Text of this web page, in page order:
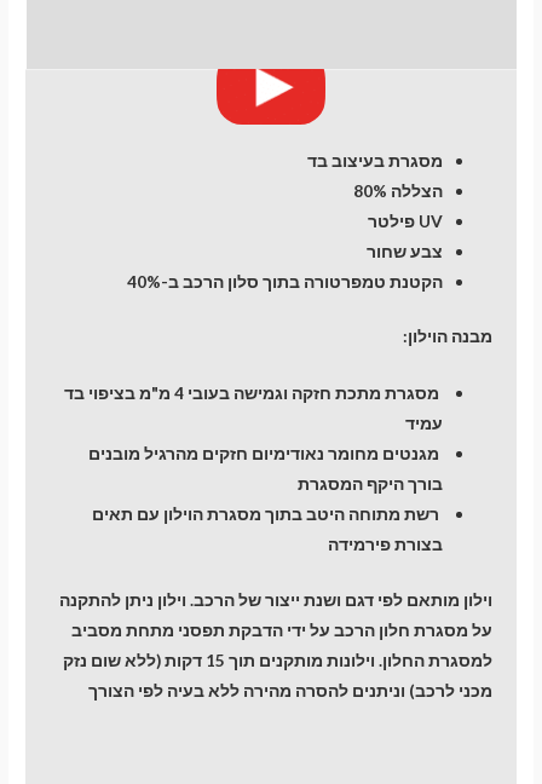
מסגרת בעיצוב בד
הצללה 80%
UV פילטר
צבע שחור
הקטנת טמפרטורה בתוך סלון הרכב ב-40%
מבנה הוילון:
מסגרת מתכת חזקה וגמישה בעובי 4 מ"מ בציפוי בד
עמיד
מגנטים מחומר נאודימיום חזקים מהרגיל מובנים
בורך היקף המסגרת
רשת מתוחה היטב בתוך מסגרת הוילון עם תאים
בצורת פירמידה
וילון מותאם לפי דגם ושנת ייצור של הרכב. וילון ניתן להתקנה
על מסגרת חלון הרכב על ידי הדבקת תפסני מתחת מסביב
למסגרת החלון. וילונות מותקנים תוך 15 דקות (ללא שום נזק
מכני לרכב) וניתנים להסרה מהירה ללא בעיה לפי הצורך